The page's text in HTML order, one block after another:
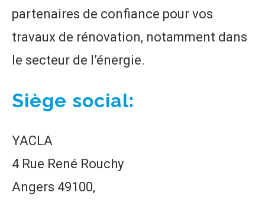
partenaires de confiance pour vos
travaux de rénovation, notamment dans
le secteur de l’énergie.
Siège social:
YACLA
4 Rue René Rouchy
Angers 49100,